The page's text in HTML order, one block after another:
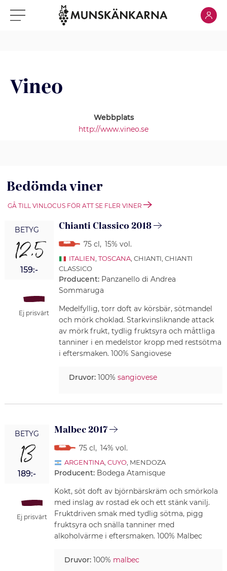
Klicka för meny Klicka
Vineo
Webbplats
http://www.vineo.se
Bedömda viner
GÅ TILL VINLOCUS FÖR ATT SE FLER VINER
BETYG
12,5
159:-
Ej prisvärt
Chianti Classico 2018
75 cl, 15% vol.
ITALIEN TOSCANA, CHIANTI, CHIANTI
CLASSICO
Producent: Panzanello di Andrea
Sommaruga
Medelfyllig, torr doft av körsbär, sötmandel
och mörk choklad. Starkvinsliknande attack
av mörk frukt, tydlig fruktsyra och måttliga
tanniner i en medelstor kropp med restsötma
i eftersmaken. 100% Sangiovese
Druvor:100% sangiovese
BETYG
13
189:-
Ej prisvärt
Malbec 2017
75 cl, 14% vol.
ARGENTINA, CUYO, MENDOZA
Producent: Bodega Atamisque
Kokt, söt doft av björnbärskräm och smörkola
med inslag av rostad ek och ett stänk vanilj.
Fruktdriven smak med tydlig sötma, pigg
fruktsyra och snälla tanniner med
alkoholvärme i eftersmaken. 100% Malbec
Druvor:100% malbec